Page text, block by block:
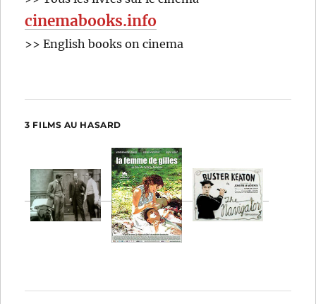
cinemabooks.info
>> English books on cinema
3 FILMS AU HASARD